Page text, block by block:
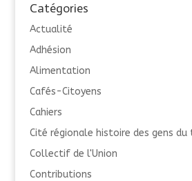
Catégories
Actualité
Adhésion
Alimentation
Cafés-Citoyens
Cahiers
Cité régionale histoire des gens
Collectif de l'Union
Contributions